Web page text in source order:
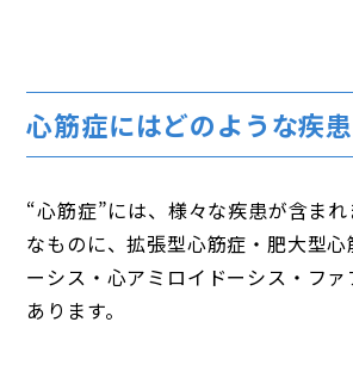
心筋症にはどのような疾
“心筋症”には、様々な疾患が含ま
なものに、拡張型心筋症・肥大型
ーシス・心アミロイドーシス・フ
あります。